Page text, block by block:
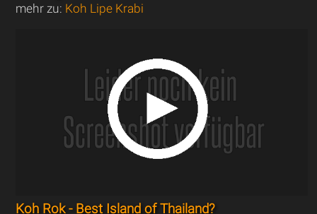
mehr zu: Koh Lipe Krabi
Koh Rok - Best Island of Thailand?